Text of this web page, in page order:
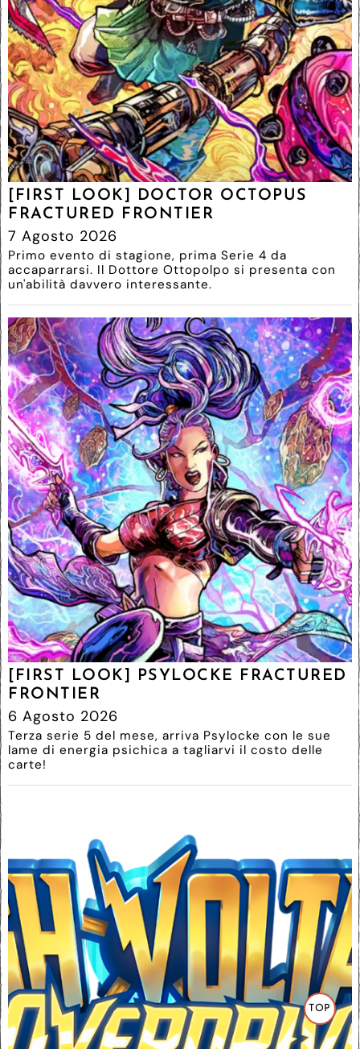
[FIRST LOOK] DOCTOR OCTOPUS
FRACTURED FRONTIER
7 Agosto 2026
Primo evento di stagione, prima Serie 4 da
accaparrarsi. Il Dottore Ottopolpo si presenta con
un'abilità davvero interessante.
[FIRST LOOK] PSYLOCKE FRACTURED
FRONTIER
6 Agosto 2026
Terza serie 5 del mese, arriva Psylocke con le sue
lame di energia psichica a tagliarvi il costo delle
carte!
TOP